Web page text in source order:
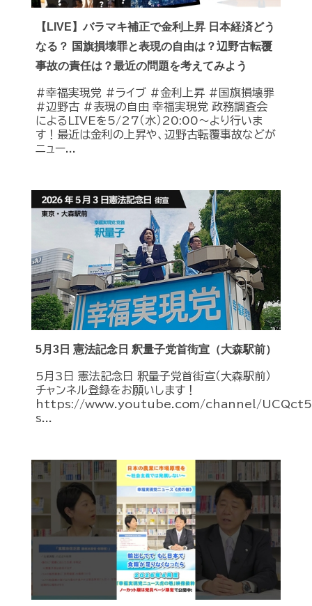
【LIVE】バラマキ補正で金利上昇 日本経済どう
なる？ 国旗損壊罪と表現の自由は？辺野古転覆
事故の責任は？最近の問題を考えてみよう
#幸福実現党 #ライブ #金利上昇 #国旗損壊罪
#辺野古 #表現の自由 幸福実現党 政務調査会
によるLIVEを5/27（水）20:00〜より行いま
す！最近は金利の上昇や、辺野古転覆事故などが
ニュー...
5月3日 憲法記念日 釈量子党首街宣（大森駅前）
5月3日 憲法記念日 釈量子党首街宣（大森駅前）
チャンネル登録をお願いします！
https://www.youtube.com/channel/
s...